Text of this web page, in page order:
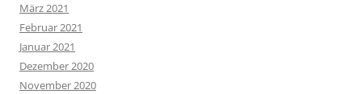
März 2021
Februar 2021
Januar 2021
Dezember 2020
November 2020